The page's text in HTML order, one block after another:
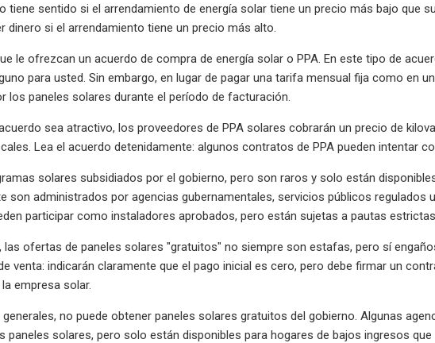
tiene sentido si el arrendamiento de energía solar tiene un precio más bajo que
dinero si el arrendamiento tiene un precio más alto.
le ofrezcan un acuerdo de compra de energía solar o PPA. En este tipo de
para usted. Sin embargo, en lugar de pagar una tarifa mensual fija como en
los paneles solares durante el período de facturación.
sea atractivo, los proveedores de PPA solares cobrarán un precio de
Lea el acuerdo detenidamente: algunos contratos de PPA pueden intentar
solares subsidiados por el gobierno, pero son raros y solo están
son administrados por agencias gubernamentales, servicios públicos regulados
participar como instaladores aprobados, pero están sujetas a pautas estrictas.
las ofertas de paneles solares "gratuitos" no siempre son estafas, pero sí
venta: indicarán claramente que el pago inicial es cero, pero debe firmar un
empresa solar.
no puede obtener paneles solares gratuitos del gobierno. Algunas
paneles solares, pero solo están disponibles para hogares de bajos ingresos